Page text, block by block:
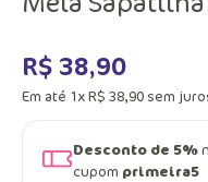
R$ 38,90
Em até 1xR$ 38,90 sem
Desconto de 5%
cupom primeira5